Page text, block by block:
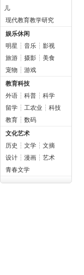
儿
现代教育教学研究
娱乐休闲
明星 ┆ 音乐 ┆ 影视
旅游 ┆ 摄影 ┆ 美食
宠物 ┆ 游戏
教育科技
外语 ┆ 科普 ┆ 科学
留学 ┆ 工农业 ┆ 科技
教育 ┆ 数码
文化艺术
历史 ┆ 文学 ┆ 文摘
设计 ┆ 漫画 ┆ 艺术
青春文学